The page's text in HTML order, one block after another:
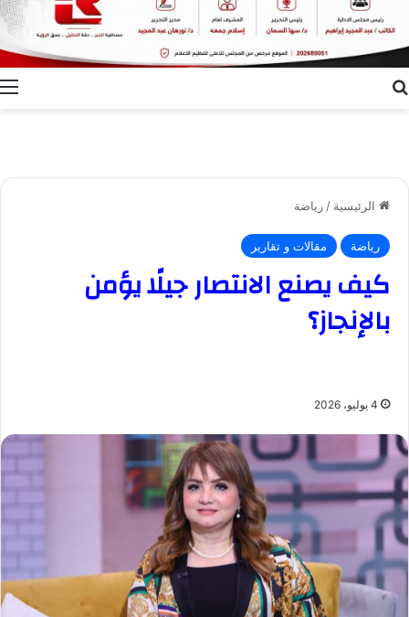
الرئيسية / رياضة
رياضة مقالات و تقارير
كيف يصنع الانتصار جيلًا يؤمن
بالإنجاز؟
4 يوليو، 2026